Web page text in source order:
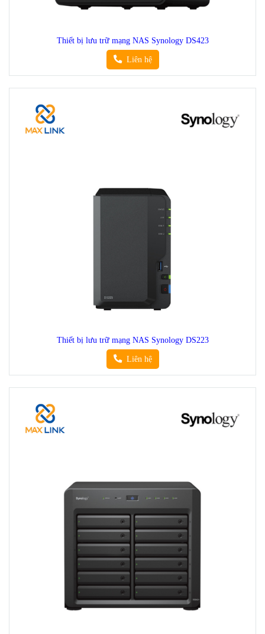
Thiết bị lưu trữ mạng NAS Synology DS423
Liên hệ
Thiết bị lưu trữ mạng NAS Synology DS223
Liên hệ